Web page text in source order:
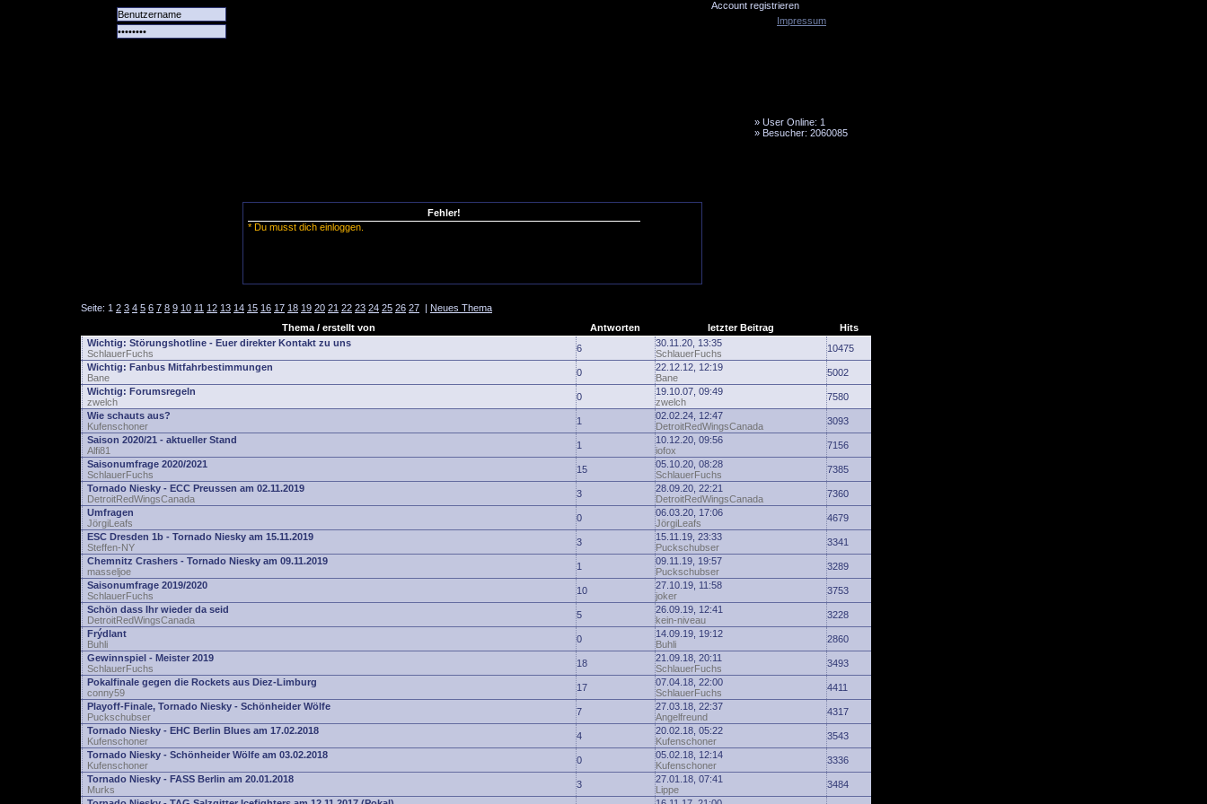
Account registrieren
» User Online: 1
» Besucher: 2060085
Fehler!
* Du musst dich einloggen.
Seite: 1 2 3 4 5 6 7 8 9 10 11 12 13 14 15 16 17 18 19 20 21 22 23 24 25 26 27 | Neues Thema
Thema / erstellt von
Antworten letzter Beitrag
Hits
Wichtig: Störungshotline - Euer direkter Kontakt zu uns
SchlauerFuchs
6
30.11.20, 13:35
SchlauerFuchs
10475
Wichtig: Fanbus Mitfahrbestimmungen
Bane
0
22.12.12, 12:19
Bane
5002
Wichtig: Forumsregeln
zwelch
0
19.10.07, 09:49
zwelch
7580
Wie schauts aus?
Kufenschoner
1
02.02.24, 12:47
DetroitRedWingsCanada
3093
Saison 2020/21 - aktueller Stand
Alfi81
1
10.12.20, 09:56
iofox
7156
Saisonumfrage 2020/2021
SchlauerFuchs
15
05.10.20, 08:28
SchlauerFuchs
7385
Tornado Niesky - ECC Preussen am 02.11.2019
DetroitRedWingsCanada
3
28.09.20, 22:21
DetroitRedWingsCanada
7360
Umfragen
JörgiLeafs
0
06.03.20, 17:06
JörgiLeafs
4679
ESC Dresden 1b - Tornado Niesky am 15.11.2019
Steffen-NY
3
15.11.19, 23:33
Puckschubser
3341
Chemnitz Crashers - Tornado Niesky am 09.11.2019
masseljoe
1
09.11.19, 19:57
Puckschubser
3289
Saisonumfrage 2019/2020
SchlauerFuchs
10
27.10.19, 11:58
joker
3753
Schön dass Ihr wieder da seid
DetroitRedWingsCanada
5
26.09.19, 12:41
kein-niveau
3228
Frýdlant
Buhli
0
14.09.19, 19:12
Buhli
2860
Gewinnspiel - Meister 2019
SchlauerFuchs
18
21.09.18, 20:11
SchlauerFuchs
3493
Pokalfinale gegen die Rockets aus Diez-Limburg
conny59
17
07.04.18, 22:00
SchlauerFuchs
4411
Playoff-Finale, Tornado Niesky - Schönheider Wölfe
Puckschubser
7
27.03.18, 22:37
Angelfreund
4317
Tornado Niesky - EHC Berlin Blues am 17.02.2018
Kufenschoner
4
20.02.18, 05:22
Kufenschoner
3543
Tornado Niesky - Schönheider Wölfe am 03.02.2018
Kufenschoner
0
05.02.18, 12:14
Kufenschoner
3336
Tornado Niesky - FASS Berlin am 20.01.2018
Murks
3
27.01.18, 07:41
Lippe
3484
Impressum